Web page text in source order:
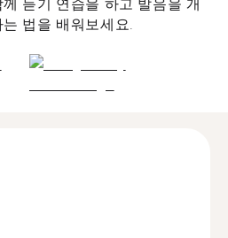
듣기 연습을 하고 발음을 개
법을 배워보세요.